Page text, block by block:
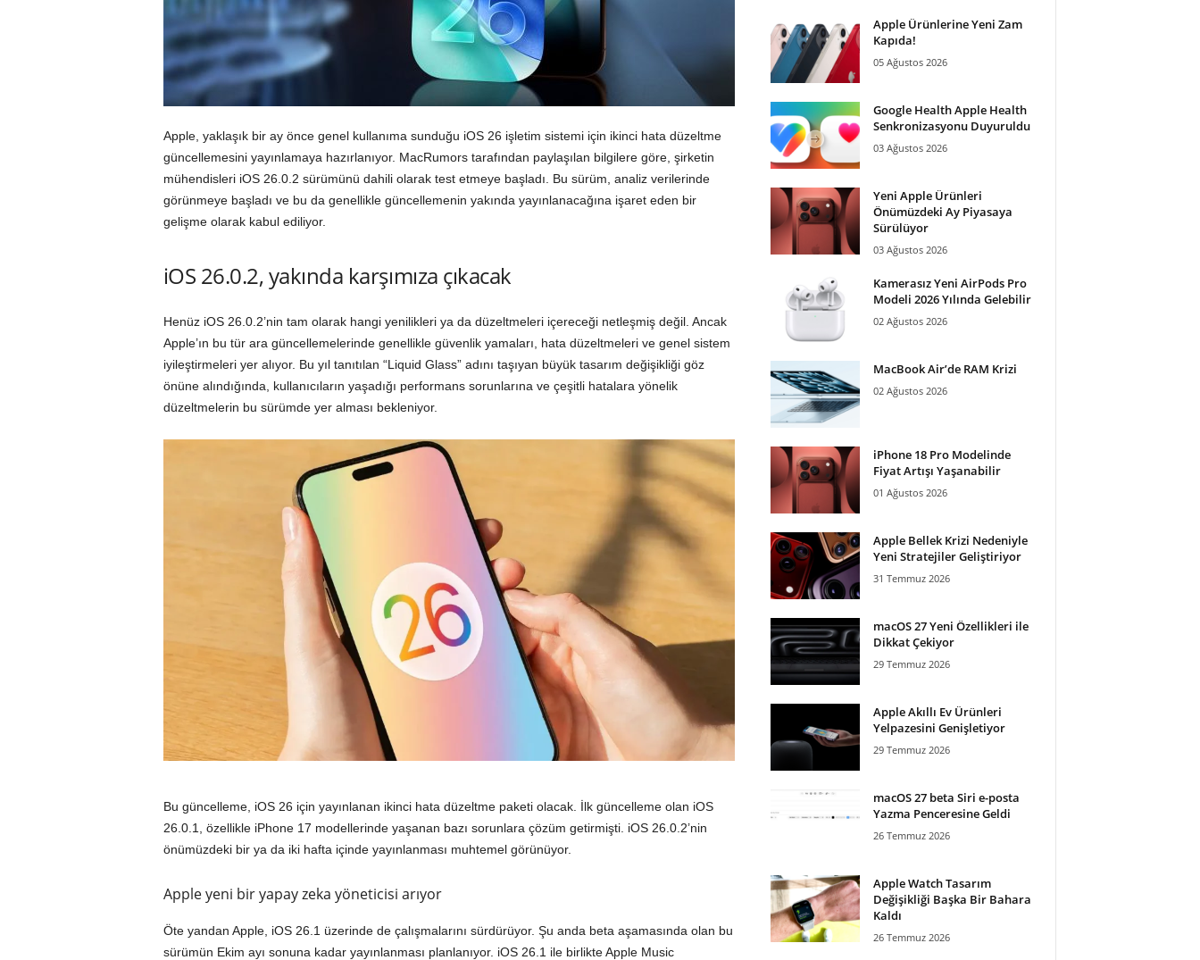
Apple, yaklaşık bir ay önce genel kullanıma sunduğu iOS 26 işletim sistemi için ikinci hata düzeltme
güncellemesini yayınlamaya hazırlanıyor. MacRumors tarafından paylaşılan bilgilere göre, şirketin
mühendisleri iOS 26.0.2 sürümünü dahili olarak test etmeye başladı. Bu sürüm, analiz verilerinde
görünmeye başladı ve bu da genellikle güncellemenin yakında yayınlanacağına işaret eden bir
gelişme olarak kabul ediliyor.
iOS 26.0.2, yakında karşımıza çıkacak
Henüz iOS 26.0.2’nin tam olarak hangi yenilikleri ya da düzeltmeleri içereceği netleşmiş değil. Ancak
Apple’ın bu tür ara güncellemelerinde genellikle güvenlik yamaları, hata düzeltmeleri ve genel sistem
iyileştirmeleri yer alıyor. Bu yıl tanıtılan “Liquid Glass” adını taşıyan büyük tasarım değişikliği göz
önüne alındığında, kullanıcıların yaşadığı performans sorunlarına ve çeşitli hatalara yönelik
düzeltmelerin bu sürümde yer alması bekleniyor.
Bu güncelleme, iOS 26 için yayınlanan ikinci hata düzeltme paketi olacak. İlk güncelleme olan iOS
26.0.1, özellikle iPhone 17 modellerinde yaşanan bazı sorunlara çözüm getirmişti. iOS 26.0.2’nin
önümüzdeki bir ya da iki hafta içinde yayınlanması muhtemel görünüyor.
Apple yeni bir yapay zeka yöneticisi arıyor
Öte yandan Apple, iOS 26.1 üzerinde de çalışmalarını sürdürüyor. Şu anda beta aşamasında olan bu
sürümün Ekim ayı sonuna kadar yayınlanması planlanıyor. iOS 26.1 ile birlikte Apple Music
Apple Ürünlerine Yeni Zam
Kapıda!
05 Ağustos 2026
Google Health Apple Health
Senkronizasyonu Duyuruldu
03 Ağustos 2026
Yeni Apple Ürünleri
Önümüzdeki Ay Piyasaya
Sürülüyor
03 Ağustos 2026
Kamerasız Yeni AirPods Pro
Modeli 2026 Yılında Gelebilir
02 Ağustos 2026
MacBook Air’de RAM Krizi
02 Ağustos 2026
iPhone 18 Pro Modelinde
Fiyat Artışı Yaşanabilir
01 Ağustos 2026
Apple Bellek Krizi Nedeniyle
Yeni Stratejiler Geliştiriyor
31 Temmuz 2026
macOS 27 Yeni Özellikleri ile
Dikkat Çekiyor
29 Temmuz 2026
Apple Akıllı Ev Ürünleri
Yelpazesini Genişletiyor
29 Temmuz 2026
macOS 27 beta Siri e-posta
Yazma Penceresine Geldi
26 Temmuz 2026
Apple Watch Tasarım
Değişikliği Başka Bir Bahara
Kaldı
26 Temmuz 2026